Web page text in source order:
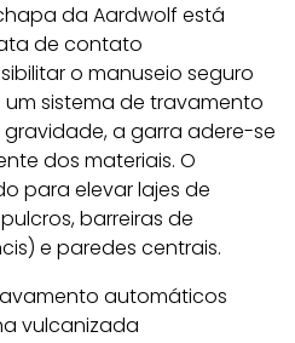
da Aardwolf está
de contato
o manuseio seguro
sistema de travamento
a garra adere-se
dos materiais. O
para elevar lajes de
barreiras de
e paredes centrais.
automáticos
vulcanizada